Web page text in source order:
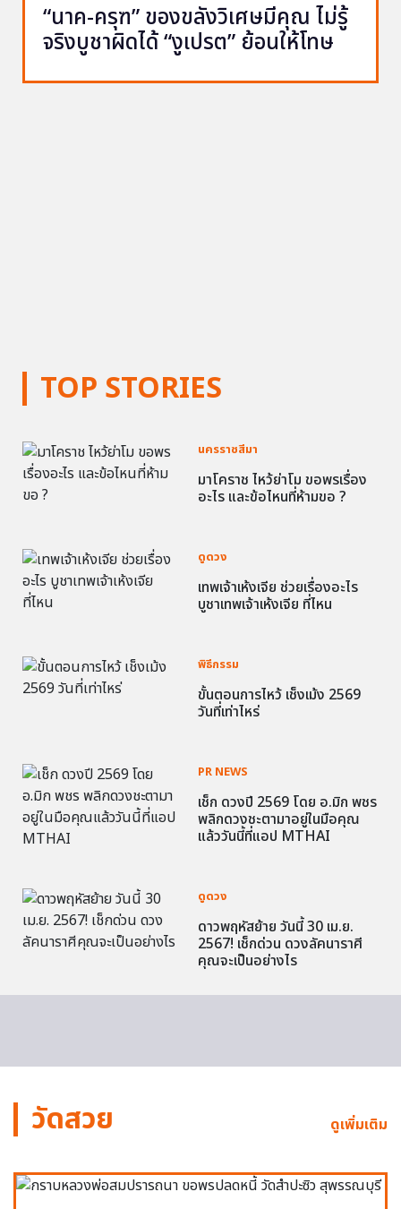
TOP STORIES
นครราชสีมา
มาโคราช ไหว้ย่าโม ขอพรเรื่อง
อะไร และข้อไหนที่ห้ามขอ ?
ดูดวง
เทพเจ้าเห้งเจีย ช่วยเรื่องอะไร
บูชาเทพเจ้าเห้งเจีย ที่ไหน
พิธีกรรม
ขั้นตอนการไหว้ เช็งเม้ง 2569
วันที่เท่าไหร่
PR NEWS
เช็ก ดวงปี 2569 โดย อ.มิก พชร
พลิกดวงชะตามาอยู่ในมือคุณ
แล้ววันนี้ที่แอป MTHAI
ดูดวง
ดาวพฤหัสย้าย วันนี้ 30 เม.ย.
2567! เช็กด่วน ดวงลัคนาราศี
คุณจะเป็นอย่างไร
“นาค-ครุฑ” ของขลังวิเศษมีคุณ ไม่รู้
จริงบูชาผิดได้ “งูเปรต” ย้อนให้โทษ
วัดสวย ดูเพิ่มเติม